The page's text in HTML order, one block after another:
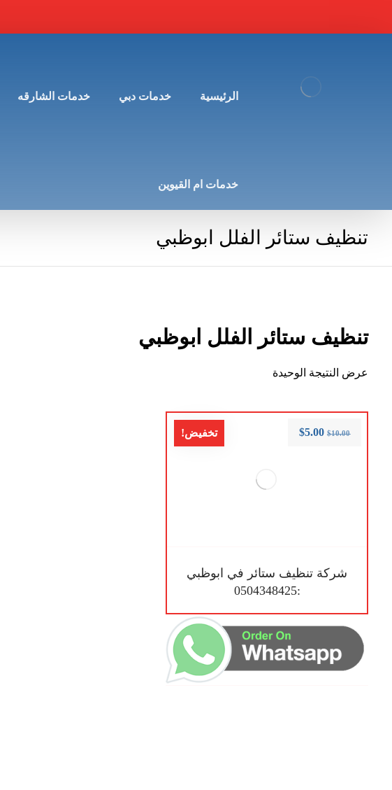
الرئيسية خدمات دبي خدمات الشارقه
خدمات ام القيوين
تنظيف ستائر الفلل ابوظبي
تنظيف ستائر الفلل ابوظبي
عرض النتيجة الوحيدة
تخفيض!
شركة تنظيف ستائر في ابوظبي
:0504348425
$10.00
$5.00